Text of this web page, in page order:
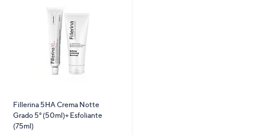
Fillerina 5HA Crema Notte
Grado 5° (50ml)+ Esfoliante
(75ml)